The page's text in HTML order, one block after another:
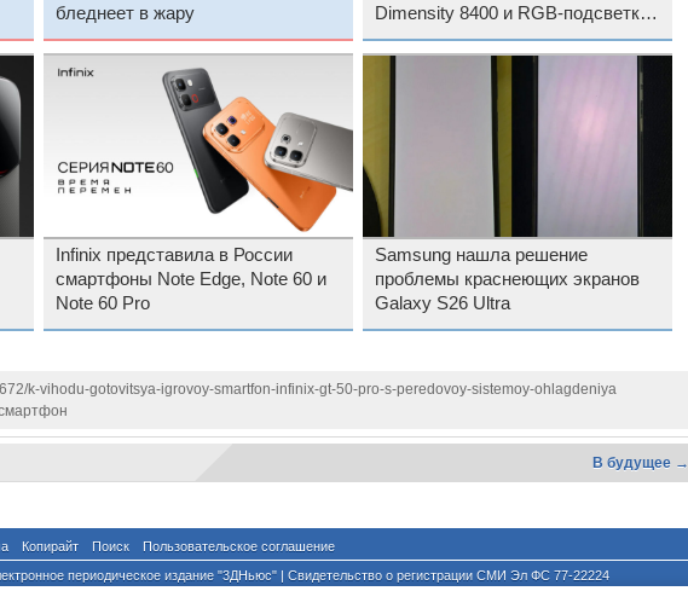
бледнеет в жару
Dimensity 8400 и RGB-подсветкой
по цене от $376
Infinix представила в России
смартфоны Note Edge, Note 60 и
Note 60 Pro
Samsung нашла решение
проблемы краснеющих экранов
Galaxy S26 Ultra
k-vihodu-gotovitsya-igrovoy-smartfon-infinix-gt-50-pro-s-peredovoy-sistemoy-ohlagdeniya
В будущее →
Копирайт Поиск Пользовательское соглашение
периодическое издание "3ДНьюс" | Свидетельство о регистрации СМИ Эл ФС 77-22224